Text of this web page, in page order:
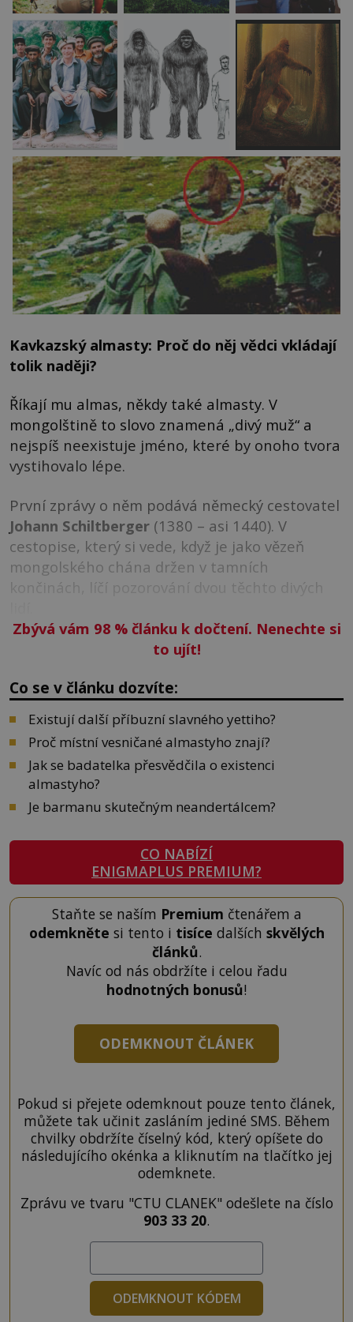
Kavkazský almasty: Proč do něj vědci vkládají
tolik naději?
Říkají mu almas, někdy také almasty. V
mongolštině to slovo znamená „divý muž“ a
nejspíš neexistuje jméno, které by onoho tvora
vystihovalo lépe.
První zprávy o něm podává německý cestovatel
Johann Schiltberger (1380 – asi 1440). V
cestopise, který si vede, když je jako vězeň
mongolského chána držen v tamních
končinách, líčí pozorování dvou těchto divých
Zbývá vám 98 %článku k dočtení. Nenechte si
to ujít!
Co se v článku dozvíte:
Existují další příbuzní slavného yettiho?
Proč místní vesničané almastyho znají?
Jak se badatelka přesvědčila o existenci
almastyho?
Je barmanu skutečným neandertálcem?
CO NABÍZÍ
ENIGMAPLUS PREMIUM?
Staňte se naším Premium čtenářem a
odemkněte si tento i tisíce dalších skvělých
článků.
Navíc od nás obdržíte i celou řadu
hodnotných bonusů!
ODEMKNOUT ČLÁNEK
Pokud si přejete odemknout pouze tento článek,
můžete tak učinit zasláním jediné SMS. Během
chvilky obdržíte číselný kód, který opíšete do
následujícího okénka a kliknutím na tlačítko jej
odemknete.
Zprávu ve tvaru "CTU CLANEK" odešlete na číslo
903 33 20.
ODEMKNOUT KÓDEM